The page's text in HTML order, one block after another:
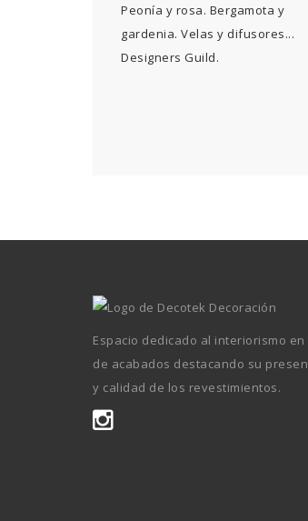
Peonía y rosa. Bergamota y
gardenia. Velas y difusores...
Designers Guild.
Espacio dedicado al interiorismo
de acabados destacando su
y calidad de los revestimientos.